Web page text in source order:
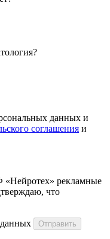
данных и
соглашения и
рекламные
что
данных Отправить